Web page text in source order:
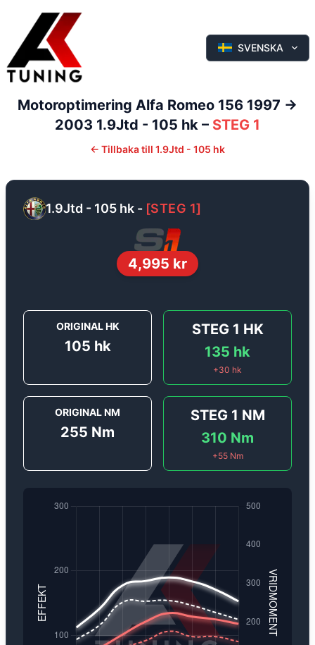
SVENSKA
Motoroptimering Alfa Romeo 156 1997 ->
2003 1.9Jtd - 105 hk – STEG 1
← Tillbaka till 1.9Jtd - 105 hk
1.9Jtd - 105 hk - [STEG 1]
4,995 kr
ORIGINAL HK
105 hk
STEG 1 HK
135 hk
+30 hk
ORIGINAL NM
255 Nm
STEG 1 NM
310 Nm
+55Nm